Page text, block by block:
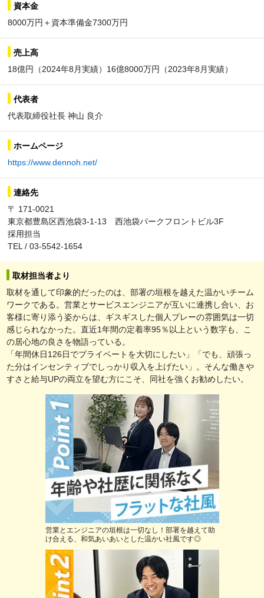
資本金
8000万円＋資本準備⾦7300万円
売上高
18億円（2024年8⽉実績）16億8000万円（2023年8⽉実績）
代表者
代表取締役社⻑ 神⼭ 良介
ホームページ
https://www.dennoh.net/
連絡先
〒 171-0021
東京都豊島区西池袋3-1-13 西池袋パークフロントビル3F
採用担当
TEL / 03-5542-1654
取材担当者より
取材を通して印象的だったのは、部署の垣根を越えた温かいチーム
ワークである。営業とサービスエンジニアが互いに連携し合い、お
客様に寄り添う姿からは、ギスギスした個人プレーの雰囲気は一切
感じられなかった。直近1年間の定着率95％以上という数字も、こ
の居心地の良さを物語っている。
「年間休日126日でプライベートを大切にしたい」「でも、頑張っ
た分はインセンティブでしっかり収入を上げたい」。そんな働きや
すさと給与UPの両立を望む方にこそ、同社を強くお勧めしたい。
営業とエンジニアの垣根は一切なし！部署を越えて助
け合える、和気あいあいとした温かい社風です◎